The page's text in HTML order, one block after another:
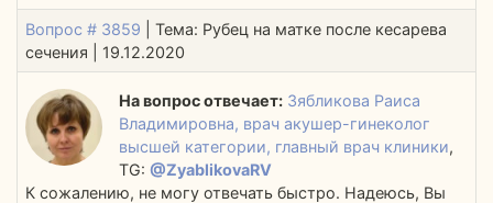
Вопрос # 3859 | Тема: Рубец на матке после кесарева
сечения | 19.12.2020
На вопрос отвечает: Зябликова Раиса
Владимировна, врач акушер-гинеколог
высшей категории, главный врач клиники,
TG: @ZyablikovaRV
К сожалению, не могу отвечать быстро. Надеюсь, Вы